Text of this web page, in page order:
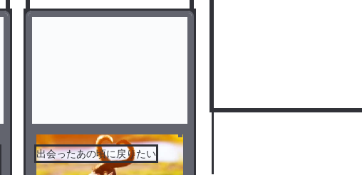
出会ったあの頃に戻りたい